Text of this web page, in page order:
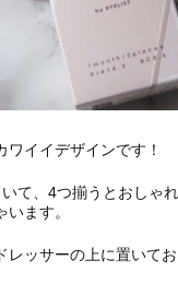
ワイイデザインです！
て、4つ揃うとおしゃ
ます。
レッサーの上に置いて